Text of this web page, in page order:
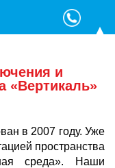
и
«Вертикаль»
в 2007 году. Уже
пространства
среда». Наши